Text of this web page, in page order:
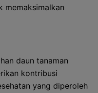
memaksimalkan
daun tanaman
kontribusi
yang diperoleh